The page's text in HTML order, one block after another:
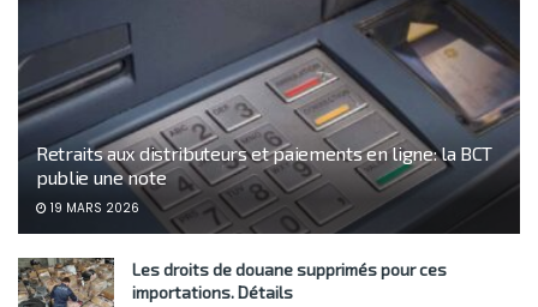
Retraits aux distributeurs et paiements en ligne: la BCT
publie une note
19 MARS 2026
Les droits de douane supprimés pour ces
importations. Détails